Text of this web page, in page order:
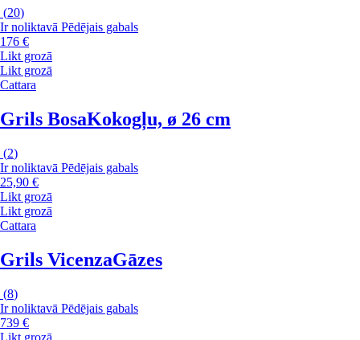
(20)
Ir noliktavā Pēdējais gabals
176 €
Likt grozā
Likt grozā
Cattara
Grils BosaKokogļu, ø 26 cm
(2)
Ir noliktavā Pēdējais gabals
25,90 €
Likt grozā
Likt grozā
Cattara
Grils VicenzaGāzes
(8)
Ir noliktavā Pēdējais gabals
739 €
Likt grozā